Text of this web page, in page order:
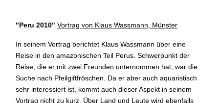
"Peru 2010" Vortrag von Klaus Wassmann, Münster
In seinem Vortrag berichtet Klaus Wassmann über eine
Reise in den amazonischen Teil Perus. Schwerpunkt der
Reise, die er mit zwei Freunden unternommen hat, war die
Suche nach Pfeilgiftfröschen. Da er aber auch aquaristisch
sehr interessiert ist, kommt auch dieser Aspekt in seinem
Vortrag nicht zu kurz. Über Land und Leute wird ebenfalls